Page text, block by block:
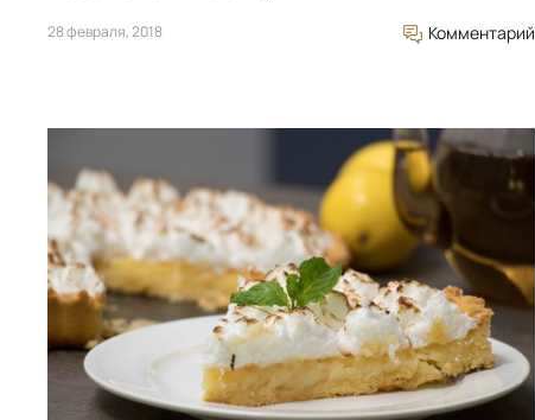
28 февраля, 2018 Комментарий